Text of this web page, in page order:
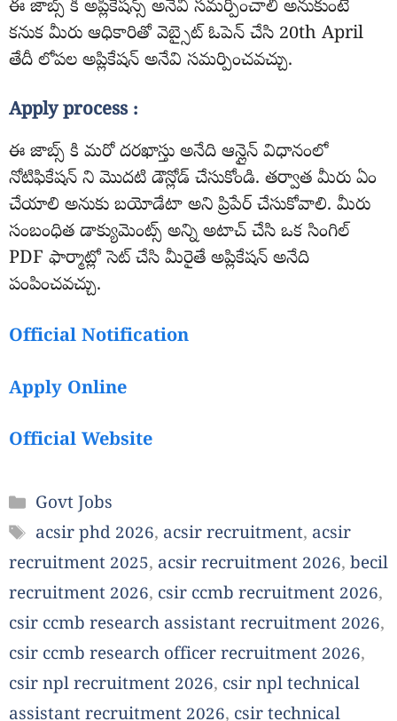
ఈ జాబ్స్ కి అప్లికేషన్స్ అనేవి సమర్పించాలి అనుకుంటే
కనుక మీరు ఆధికారితో వెబ్సైట్ ఓపెన్ చేసి 20th April
తేదీ లోపల అప్లికేషన్ అనేవి సమర్పించవచ్చు.
Apply process :
ఈ జాబ్స్ కి మరో దరఖాస్తు అనేది ఆన్లైన్ విధానంలో
నోటిఫికేషన్ ని మొదటి డౌన్లోడ్ చేసుకోండి. తర్వాత మీరు ఏం
చేయాలి అనుకు బయోడేటా అని ప్రిపేర్ చేసుకోవాలి. మీరు
సంబంధిత డాక్యుమెంట్స్ అన్ని అటాచ్ చేసి ఒక సింగిల్
PDF ఫార్మాట్లో సెట్ చేసి మీరైతే అప్లికేషన్ అనేది
పంపించవచ్చు.
Official Notification
Apply Online
Official Website
Categories
Govt Jobs
Tags
acsir phd 2026, acsir recruitment, acsir
recruitment 2025, acsir recruitment 2026, becil
recruitment 2026, csir ccmb recruitment 2026,
csir ccmb research assistant recruitment 2026,
csir ccmb research officer recruitment 2026,
csir npl recruitment 2026, csir npl technical
assistant recruitment 2026, csir technical